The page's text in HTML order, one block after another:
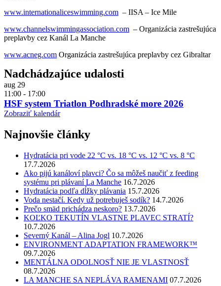
www.internationaliceswimming.com – IISA – Ice Mile
www.channelswimmingassociation.com – Organizácia zastrešujúca
preplavby cez Kanál La Manche
www.acneg.com Organizácia zastrešujúca preplavby cez Gibraltar
Nadchádzajúce udalosti
aug 29
11:00 - 17:00
HSF system Triatlon Podhradské more 2026
Zobraziť kalendár
Najnovšie články
Hydratácia pri vode 22 °C vs. 18 °C vs. 12 °C vs. 8 °C
17.7.2026
Ako pijú kanáloví plavci? Čo sa môžeš naučiť z feeding
systému pri plávaní La Manche 16.7.2026
Hydratácia podľa dĺžky plávania 15.7.2026
Voda nestačí. Kedy už potrebuješ sodík? 14.7.2026
Prečo smäd prichádza neskoro? 13.7.2026
KOĽKO TEKUTÍN VLASTNE PLAVEC STRATÍ?
10.7.2026
Severný Kanál – Alina Jogl 10.7.2026
ENVIRONMENT ADAPTATION FRAMEWORK™
09.7.2026
MENTÁLNA ODOLNOSŤ NIE JE VLASTNOSŤ
08.7.2026
LA MANCHE SA NEPLÁVA RAMENAMI 07.7.2026